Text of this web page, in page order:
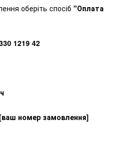
оберіть спосіб "Оплата
1219 42
номер замовлення]